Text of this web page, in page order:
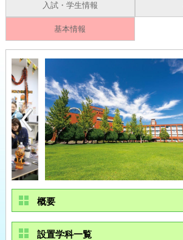
入試・学生情報
基本情報
概要
設置学科一覧